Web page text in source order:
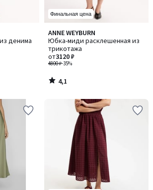
денима
Финальная цена
ANNE WEYBURN
Юбка-миди расклешенная из
трикотажа
4800 ₽-35%
от3120 ₽
4,1
/ 5
4,1
/